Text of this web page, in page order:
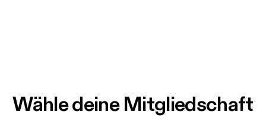
Wähle deine Mitgliedschaft